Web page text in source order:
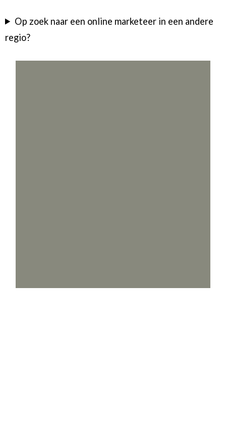
Op zoek naar een online marketeer in een andere
regio?